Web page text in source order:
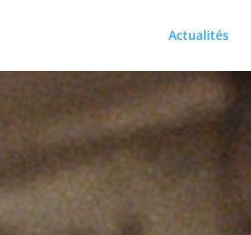
Actualités